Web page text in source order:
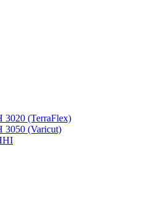
3020 (TerraFlex)
3050 (Varicut)